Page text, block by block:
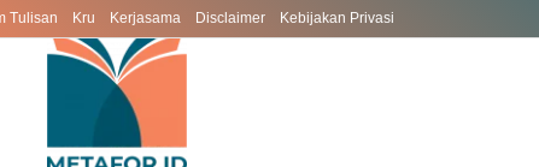
Tulisan Kru Kerjasama Disclaimer Kebijakan Privasi